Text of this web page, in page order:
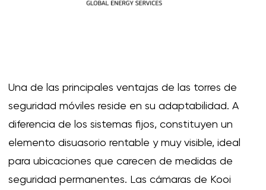
Una de las principales ventajas de las torres de
seguridad móviles reside en su adaptabilidad. A
diferencia de los sistemas fijos, constituyen un
elemento disuasorio rentable y muy visible, ideal
para ubicaciones que carecen de medidas de
seguridad permanentes. Las cámaras de Kooi